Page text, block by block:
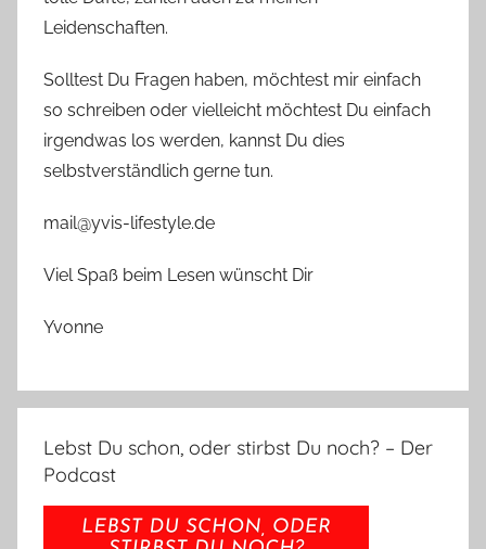
Leidenschaften.
Solltest Du Fragen haben, möchtest mir einfach
so schreiben oder vielleicht möchtest Du einfach
irgendwas los werden, kannst Du dies
selbstverständlich gerne tun.
mail@yvis-lifestyle.de
Viel Spaß beim Lesen wünscht Dir
Yvonne
Lebst Du schon, oder stirbst Du noch? – Der
Podcast